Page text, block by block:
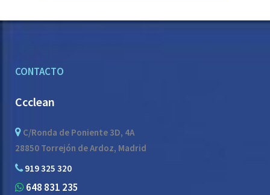
CONTACTO
Ccclean
C/Ronda de Poniente 3D, 4A
28850 Torrejón de Ardoz, Madrid
919 325 320
648 831 235